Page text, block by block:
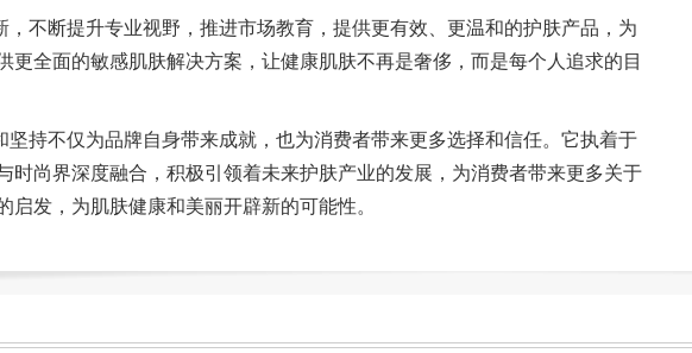
，不断提升专业视野，推进市场教育，提供更有效、更温和的护肤产品，为
更全面的敏感肌肤解决方案，让健康肌肤不再是奢侈，而是每个人追求的目
坚持不仅为品牌自身带来成就，也为消费者带来更多选择和信任。它执着于
时尚界深度融合，积极引领着未来护肤产业的发展，为消费者带来更多关于
启发，为肌肤健康和美丽开辟新的可能性。